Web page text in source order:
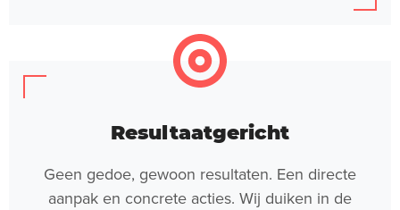
Resultaatgericht
Geen gedoe, gewoon resultaten. Een directe
aanpak en concrete acties. Wij duiken in de